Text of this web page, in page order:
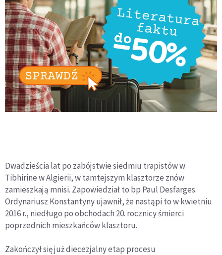
Dwadzieścia lat po zabójstwie siedmiu trapistów w
Tibhirine w Algierii, w tamtejszym klasztorze znów
zamieszkają mnisi. Zapowiedział to bp Paul Desfarges.
Ordynariusz Konstantyny ujawnił, że nastąpi to w kwietniu
2016 r., niedługo po obchodach 20. rocznicy śmierci
poprzednich mieszkańców klasztoru.
Zakończył się już diecezjalny etap procesu